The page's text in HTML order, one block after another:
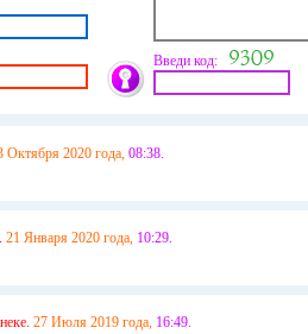
Введи код:
Октября 2020 года, 08:38.
21 Января 2020 года, 10:29.
27 Июля 2019 года, 16:49.